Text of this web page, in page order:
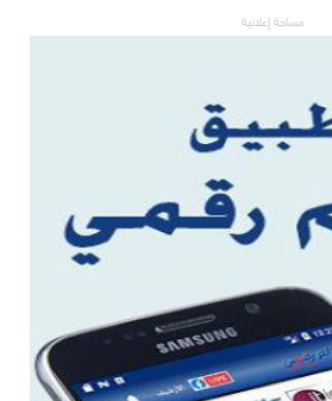
مساحة إعلانية